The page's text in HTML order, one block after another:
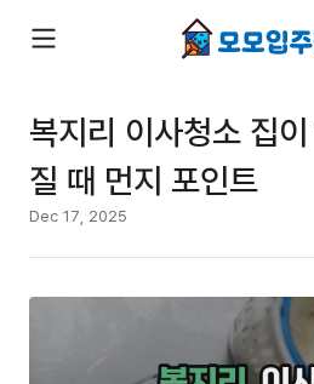
복지리 이사청소 집
질 때 먼지 포인트
Dec 17, 2025